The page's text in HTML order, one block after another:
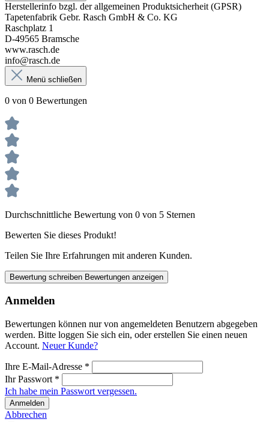
Herstellerinfo bzgl. der allgemeinen Produktsicherheit (GPSR)
Tapetenfabrik Gebr. Rasch GmbH & Co. KG
Raschplatz 1
D-49565 Bramsche
www.rasch.de
info@rasch.de
Menü schließen
0 von 0 Bewertungen
Durchschnittliche Bewertung von 0 von 5 Sternen
Bewerten Sie dieses Produkt!
Teilen Sie Ihre Erfahrungen mit anderen Kunden.
Bewertung schreiben Bewertungen anzeigen
Anmelden
Bewertungen können nur von angemeldeten Benutzern abgegeben
werden. Bitte loggen Sie sich ein, oder erstellen Sie einen neuen
Account. Neuer Kunde?
Ihre E-Mail-Adresse *
Ihr Passwort *
Ich habe mein Passwort vergessen.
Anmelden
Abbrechen